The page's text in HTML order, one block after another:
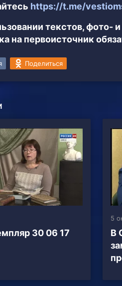
https://t.me/
текстов, фото-
на первоисточник
Поделиться
30 06 17
5
В